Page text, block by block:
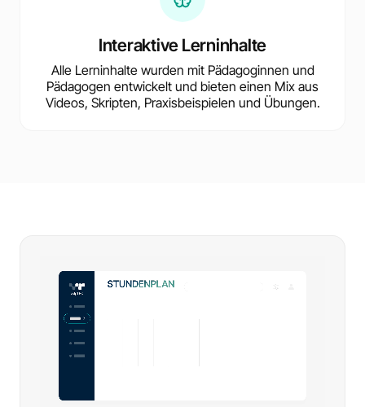
Interaktive Lerninhalte
Alle Lerninhalte wurden mit Pädagoginnen und
Pädagogen entwickelt und bieten einen Mix aus
Videos, Skripten, Praxisbeispielen und Übungen.